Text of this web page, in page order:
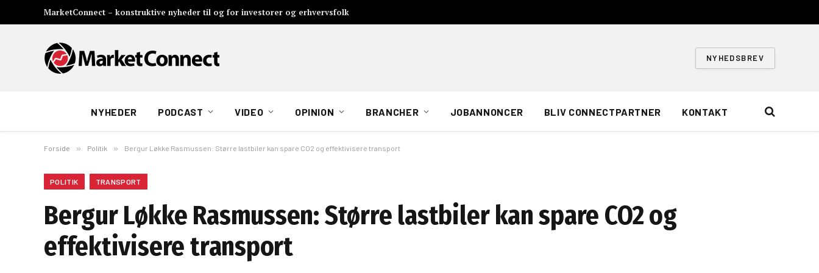
MarketConnect – konstruktive nyheder til og for investorer og erhvervsfolk
NYHEDSBREV
NYHEDER PODCAST VIDEO OPINION BRANCHER JOBANNONCER BLIV CONNECTPARTNER KONTAKT
Forside » Politik » Bergur Løkke Rasmussen: Større lastbiler kan spare CO2 og effektivisere transport
POLITIK TRANSPORT
Bergur Løkke Rasmussen: Større lastbiler kan spare CO2 og
effektivisere transport